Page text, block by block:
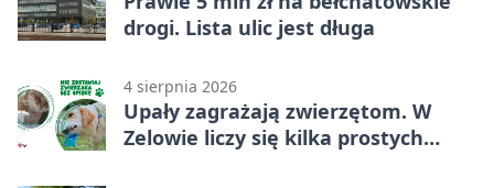
drogi. Lista ulic jest długa
4 sierpnia 2026
Upały zagrażają zwierzętom. W
Zelowie liczy się kilka prostych